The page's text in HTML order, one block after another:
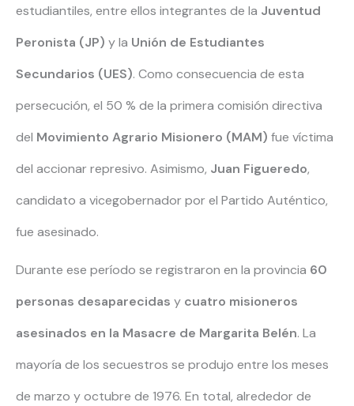
estudiantiles, entre ellos integrantes de la Juventud
Peronista (JP) y la Unión de Estudiantes
Secundarios (UES). Como consecuencia de esta
persecución, el 50 % de la primera comisión directiva
del Movimiento Agrario Misionero (MAM) fue víctima
del accionar represivo. Asimismo, Juan Figueredo,
candidato a vicegobernador por el Partido Auténtico,
fue asesinado.
Durante ese período se registraron en la provincia 60
personas desaparecidas y cuatro misioneros
asesinados en la Masacre de Margarita Belén. La
mayoría de los secuestros se produjo entre los meses
de marzo y octubre de 1976. En total, alrededor de